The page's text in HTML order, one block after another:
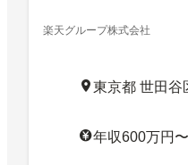
楽天グループ株式会社
東京都 世田谷
年収600万円